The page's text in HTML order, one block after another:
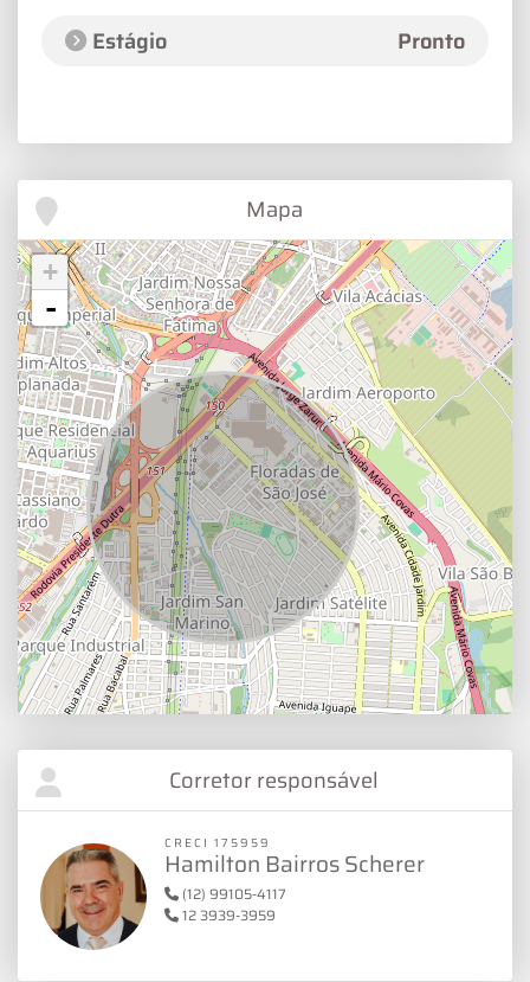
Estágio Pronto
Mapa
+
-
Corretor responsável
CRECI 175959
Hamilton Bairros Scherer
(12) 99105-4117
12 3939-3959